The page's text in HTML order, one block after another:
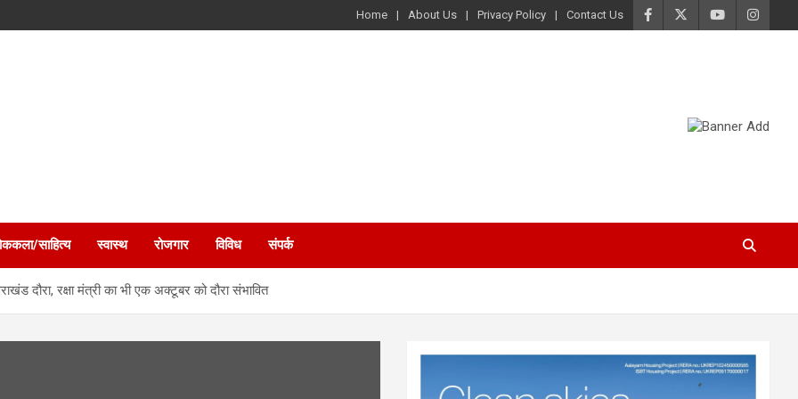
Home About Us Privacy Policy Contact Us
साहित्य स्वास्थ रोजगार विविध संपर्क
दौरा, रक्षा मंत्री का भी एक अक्टूबर को दौरा संभावित